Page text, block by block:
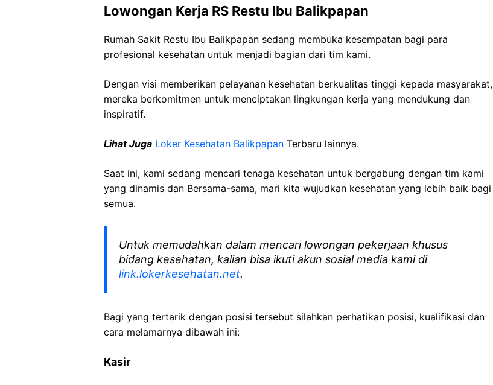
Lowongan Kerja RS Restu Ibu Balikpapan
Rumah Sakit Restu Ibu Balikpapan sedang membuka kesempatan bagi para
profesional kesehatan untuk menjadi bagian dari tim kami.
Dengan visi memberikan pelayanan kesehatan berkualitas tinggi kepada masyarakat,
mereka berkomitmen untuk menciptakan lingkungan kerja yang mendukung dan
inspiratif.
Lihat Juga Loker Kesehatan Balikpapan Terbaru lainnya.
Saat ini, kami sedang mencari tenaga kesehatan untuk bergabung dengan tim kami
yang dinamis dan Bersama-sama, mari kita wujudkan kesehatan yang lebih baik bagi
semua.
Untuk memudahkan dalam mencari lowongan pekerjaan khusus
bidang kesehatan, kalian bisa ikuti akun sosial media kami di
link.lokerkesehatan.net.
Bagi yang tertarik dengan posisi tersebut silahkan perhatikan posisi, kualifikasi dan
cara melamarnya dibawah ini:
Kasir